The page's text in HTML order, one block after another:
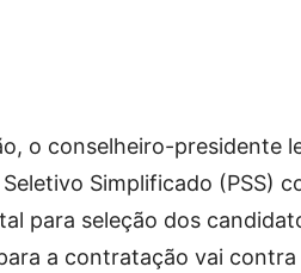
o conselheiro-presidente
Simplificado (PSS)
para seleção dos
a contratação vai contra